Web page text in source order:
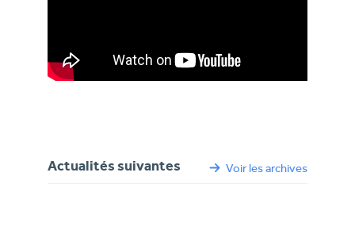
Actualités suivantes Voir les archives